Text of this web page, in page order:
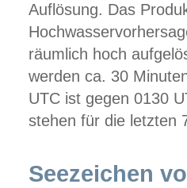
Auflösung. Das
räumlich hoch
werden ca. 30
UTC ist gegen 0130
stehen für die letzten
Seezeichen